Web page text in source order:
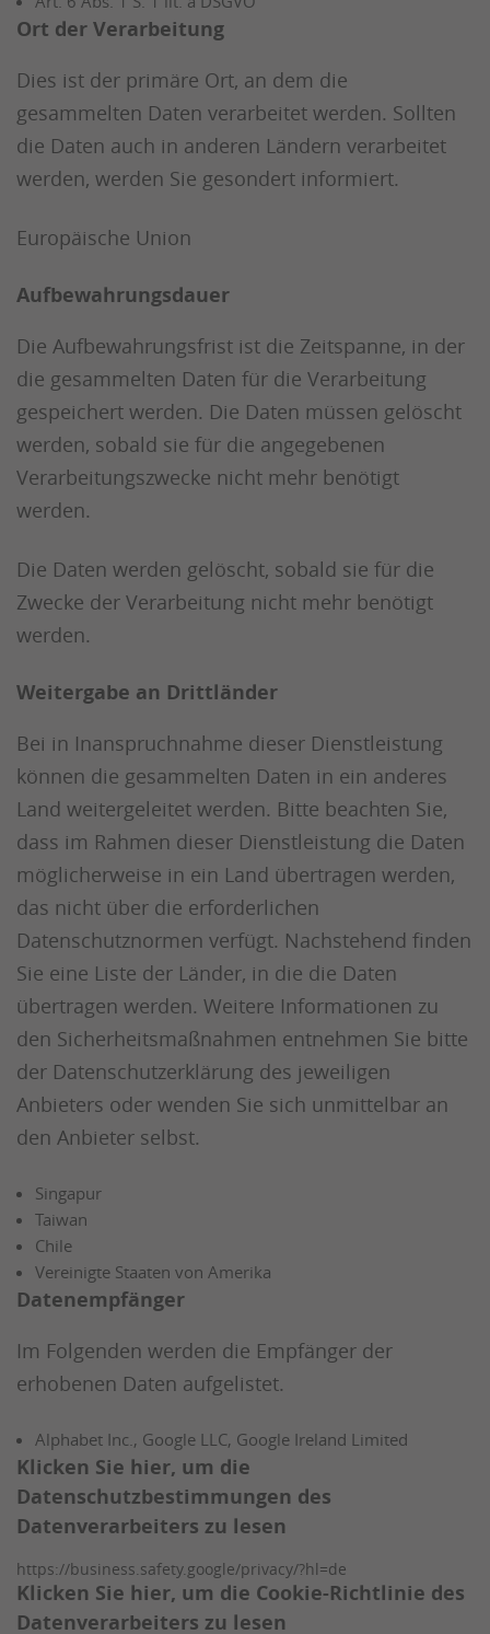
Ort der Verarbeitung
Dies ist der primäre Ort, an dem die
gesammelten Daten verarbeitet werden. Sollten
die Daten auch in anderen Ländern verarbeitet
werden, werden Sie gesondert informiert.
Europäische Union
Aufbewahrungsdauer
Die Aufbewahrungsfrist ist die Zeitspanne, in der
die gesammelten Daten für die Verarbeitung
gespeichert werden. Die Daten müssen gelöscht
werden, sobald sie für die angegebenen
Verarbeitungszwecke nicht mehr benötigt
werden.
Die Daten werden gelöscht, sobald sie für die
Zwecke der Verarbeitung nicht mehr benötigt
werden.
Weitergabe an Drittländer
Bei in Inanspruchnahme dieser Dienstleistung
können die gesammelten Daten in ein anderes
Land weitergeleitet werden. Bitte beachten Sie,
dass im Rahmen dieser Dienstleistung die Daten
möglicherweise in ein Land übertragen werden,
das nicht über die erforderlichen
Datenschutznormen verfügt. Nachstehend finden
Sie eine Liste der Länder, in die die Daten
übertragen werden. Weitere Informationen zu
den Sicherheitsmaßnahmen entnehmen Sie bitte
der Datenschutzerklärung des jeweiligen
Anbieters oder wenden Sie sich unmittelbar an
den Anbieter selbst.
Singapur
Taiwan
Chile
Vereinigte Staaten von Amerika
Datenempfänger
Im Folgenden werden die Empfänger der
erhobenen Daten aufgelistet.
Alphabet Inc., Google LLC, Google Ireland Limited
Klicken Sie hier, um die
Datenschutzbestimmungen des
Datenverarbeiters zu lesen
https://business.safety.google/privacy/?hl=de
Klicken Sie hier, um die Cookie-Richtlinie des
Datenverarbeiters zu lesen